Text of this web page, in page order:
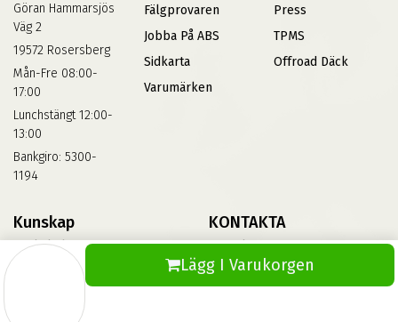
Lägg I Varukorgen
Göran Hammarsjös
Väg 2
19572 Rosersberg
Mån-Fre 08:00-
17:00
Lunchstängt 12:00-
13:00
Bankgiro: 5300-
1194
Fälgprovaren
Jobba På ABS
Sidkarta
Varumärken
Press
TPMS
Offroad Däck
Kunskap
Däckskola
KONTAKTA
Kontakta Oss
Vinterdäck